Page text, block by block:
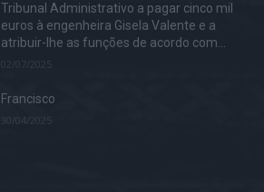
Tribunal Administrativo a pagar cinco mil
euros à engenheira Gisela Valente e a
atribuir-lhe as funções de acordo com...
02/07/2025
Francisco
30/04/2025